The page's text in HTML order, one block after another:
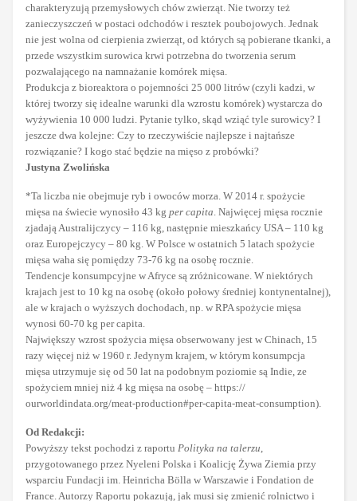
charakteryzują przemysłowych chów zwierząt. Nie tworzy też
zanieczyszczeń w postaci odchodów i resztek poubojowych. Jednak
nie jest wolna od cierpienia zwierząt, od których są pobierane tkanki, a
przede wszystkim surowica krwi potrzebna do tworzenia serum
pozwalającego na namnażanie komórek mięsa.
Produkcja z bioreaktora o pojemności 25 000 litrów (czyli kadzi, w
której tworzy się idealne warunki dla wzrostu komórek) wystarcza do
wyżywienia 10 000 ludzi. Pytanie tylko, skąd wziąć tyle surowicy? I
jeszcze dwa kolejne: Czy to rzeczywiście najlepsze i najtańsze
rozwiązanie? I kogo stać będzie na mięso z probówki?
Justyna Zwolińska
*Ta liczba nie obejmuje ryb i owoców morza. W 2014 r. spożycie
mięsa na świecie wynosiło 43 kg per capita . Najwięcej mięsa rocznie
zjadają Australijczycy – 116 kg, następnie mieszkańcy USA – 110 kg
oraz Europejczycy – 80 kg. W Polsce w ostatnich 5 latach spożycie
mięsa waha się pomiędzy 73-76 kg na osobę rocznie.
Tendencje konsumpcyjne w Afryce są zróżnicowane. W niektórych
krajach jest to 10 kg na osobę (około połowy średniej kontynentalnej),
ale w krajach o wyższych dochodach, np. w RPA spożycie mięsa
wynosi 60-70 kg per capita.
Największy wzrost spożycia mięsa obserwowany jest w Chinach, 15
razy więcej niż w 1960 r. Jedynym krajem, w którym konsumpcja
mięsa utrzymuje się od 50 lat na podobnym poziomie są Indie, ze
spożyciem mniej niż 4 kg mięsa na osobę – https://
ourworldindata.org/meat-production#per-capita-meat-consumption).
Od Redakcji:
Powyższy tekst pochodzi z raportu Polityka na talerzu
przygotowanego przez Nyeleni Polska i Koalicję Żywa Ziemia przy
wsparciu Fundacji im. Heinricha Bölla w Warszawie i Fondation de
France. Autorzy Raportu pokazują, jak musi się zmienić rolnictwo i